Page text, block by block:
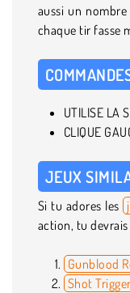
aussi un
chaque tir fasse
UTILISE LA
CLIQUE
JEUX
Si tu adores les
action, tu
Gunblood
Shot Trigger